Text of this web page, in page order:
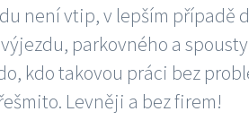
není vtip, v lepším případě
parkovného a
kdo takovou práci bez
Levněji a bez firem!